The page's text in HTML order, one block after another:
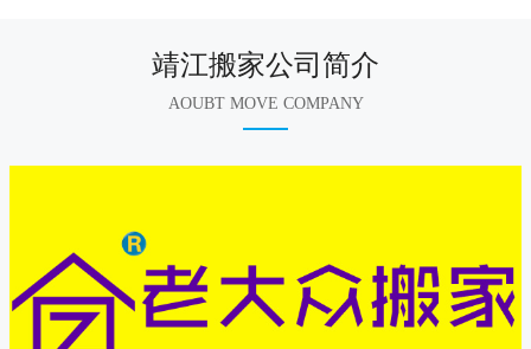
靖江搬家公司简介
AOUBT MOVE COMPANY